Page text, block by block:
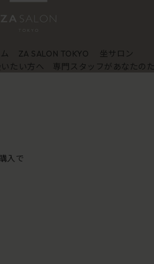
ム ZA SALON TOKYO
坐サロン
たい方へ 専門スタッフがあなたの
入で